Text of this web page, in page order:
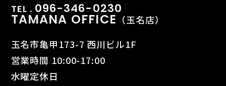
TEL . 096-346-0230
TAMANA OFFICE （玉名店）
玉名市亀甲173-7 西川ビル1F
営業時間 10:00-17:00
水曜定休日